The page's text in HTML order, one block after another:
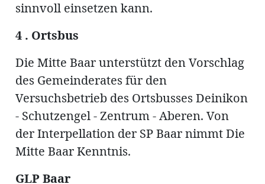
sinnvoll einsetzen kann.
4 . Ortsbus
Die Mitte Baar unterstützt den Vorschlag
des Gemeinderates für den
Versuchsbetrieb des Ortsbusses Deinikon
- Schutzengel - Zentrum - Aberen. Von
der Interpellation der SP Baar nimmt Die
Mitte Baar Kenntnis.
GLP Baar